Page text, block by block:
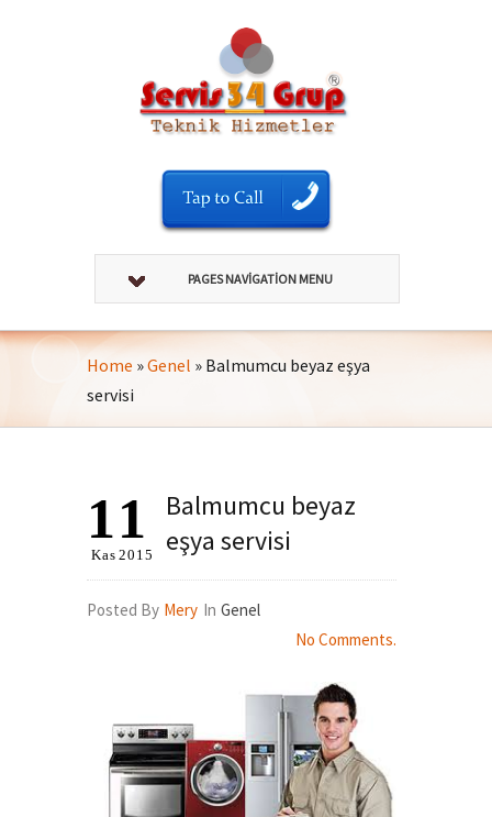
PAGES NAVIGATION MENU
Home »Genel » Balmumcu beyaz eşya
servisi
Balmumcu beyaz
eşya servisi
11
Kas 2015
Posted By Mery In Genel
No Comments.